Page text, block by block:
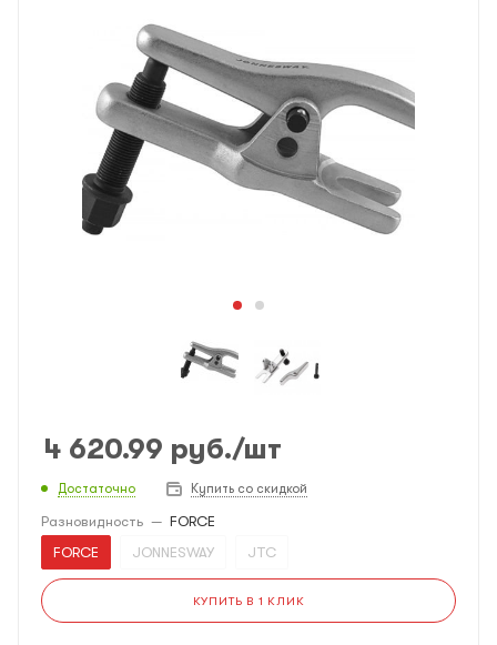
4 620.99 руб./шт
Достаточно Купить со скидкой
Разновидность — FORCE
FORCE
JONNESWAY JTC
КУПИТЬ В 1 КЛИК